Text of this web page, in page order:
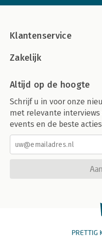
Klantenservice
Zakelijk
Altijd op de hoogte
Schrijf u in voor onze
met relevante
events en de beste
PRETTIG